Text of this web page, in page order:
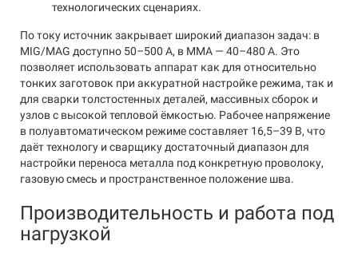
технологических сценариях.
По току источник закрывает широкий диапазон задач: в
MIG/MAG доступно 50–500 А, в MMA — 40–480 А. Это
позволяет использовать аппарат как для относительно
тонких заготовок при аккуратной настройке режима, так и
для сварки толстостенных деталей, массивных сборок и
узлов с высокой тепловой ёмкостью. Рабочее напряжение
в полуавтоматическом режиме составляет 16,5–39 В, что
даёт технологу и сварщику достаточный диапазон для
настройки переноса металла под конкретную проволоку,
газовую смесь и пространственное положение шва.
Производительность и работа под
нагрузкой